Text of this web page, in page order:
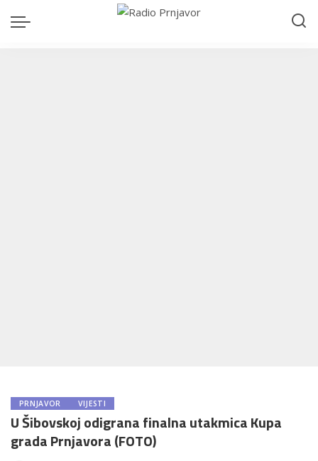
PRNJAVOR VIJESTI
U Šibovskoj odigrana finalna utakmica Kupa
grada Prnjavora (FOTO)